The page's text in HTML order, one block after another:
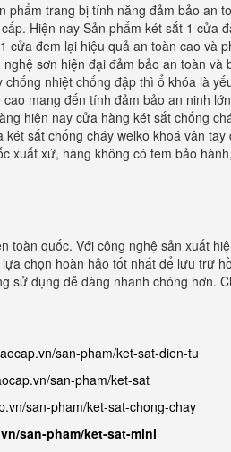
phẩm trang bị tính năng đảm bảo an
Hiện nay Sản phẩm két sắt 1 cửa
đem lại hiệu quả an toàn cao và
sơn hiện đại đảm bảo an toàn và
nhiệt chống đập thì ổ khóa là
mang đến tính đảm bảo an ninh
hiện nay cửa hàng két sắt chống
sắt chống cháy welko khoá vân
xuất xứ, hàng không có tem bảo
toàn quốc. Với công nghệ sản xuất
chọn hoàn hảo tốt nhất để lưu trữ
sử dụng dễ dàng nhanh chóng hơn.
san-pham/ket-sat-dien-tu
san-pham/ket-sat
san-pham/ket-sat-chong-chay
san-pham/ket-sat-mini